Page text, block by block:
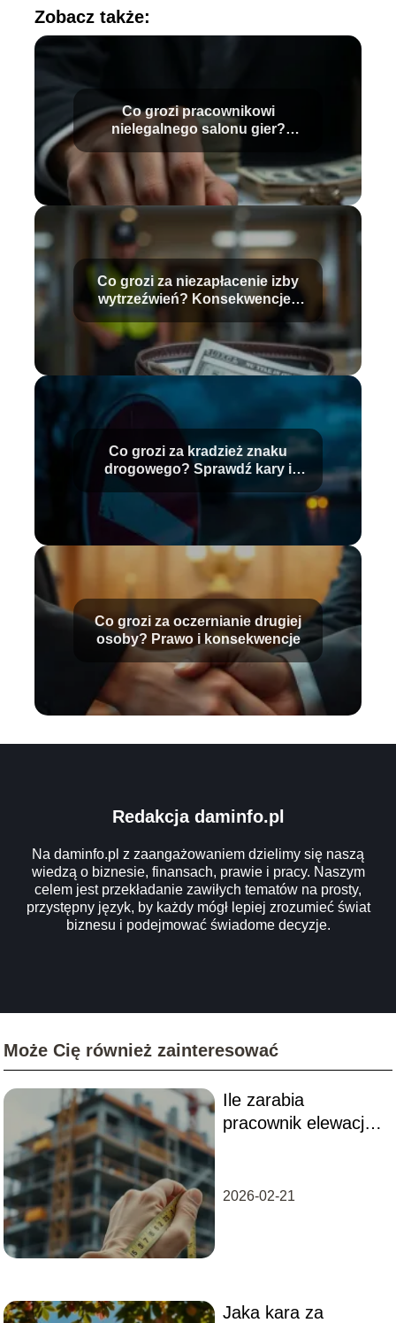
Zobacz także:
Co grozi pracownikowi
nielegalnego salonu gier?
Sprawdź konsekwencje
Co grozi za niezapłacenie izby
wytrzeźwień? Konsekwencje i
Co grozi za kradzież znaku
drogowego? Sprawdź kary i
Co grozi za oczernianie drugiej
osoby? Prawo i konsekwencje
Redakcja daminfo.pl
Na daminfo.pl z zaangażowaniem dzielimy się naszą
wiedzą o biznesie, finansach, prawie i pracy. Naszym
celem jest przekładanie zawiłych tematów na prosty,
przystępny język, by każdy mógł lepiej zrozumieć świat
biznesu i podejmować świadome decyzje.
Może Cię również zainteresować
Ile zarabia
pracownik elewacji?
2026-02-21
Jaka kara za